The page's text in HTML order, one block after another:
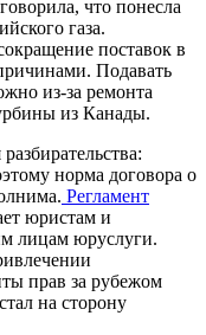
что понесла
газа.
поставок в
Подавать
из-за ремонта
из Канады.
норма договора о
Регламент
юристам и
лицам юруслуги.
прав за рубежом
на сторону